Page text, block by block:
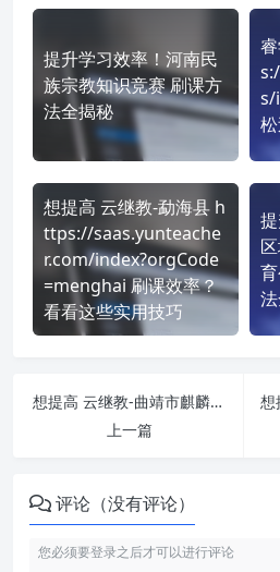
提升学习效率！河南民
族宗教知识竞赛 刷课方
法全揭秘
s/
想提高 云继教-勐海县 h
ttps://saas.yunteache
r.com/index?orgCode
=menghai 刷课效率？
看看这些实用技巧
想提高 云继教-曲靖市麒麟区 https://saas.yunteacher.com/index?orgCode=qilinqu 刷课效率？看看这些实用技巧
上一篇
评论（没有评论）